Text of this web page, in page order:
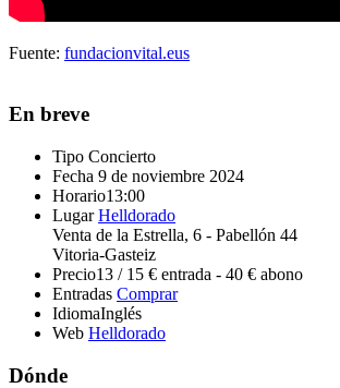
Fuente: fundacionvital.eus
En breve
Tipo Concierto
Fecha 9 de noviembre 2024
Horario13:00
Lugar Helldorado
Venta de la Estrella, 6 - Pabellón 44
Vitoria-Gasteiz
Precio13 / 15 € entrada - 40 € abono
Entradas Comprar
IdiomaInglés
Web Helldorado
Dónde